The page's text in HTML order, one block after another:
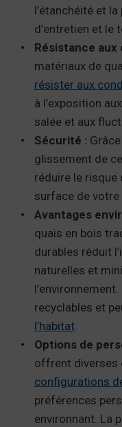
l’étanchéité et
d’entretien et le
Résistance aux
matériaux de
résister aux
à l’exposition
salée et aux
Sécurité :
glissement de
réduire le risque
surface de votre
Avantages
quais en bois
durables réduit
naturelles et
recyclables et
l’habitat.
Options de
offrent diverses
configurations
préférences
environnant. La